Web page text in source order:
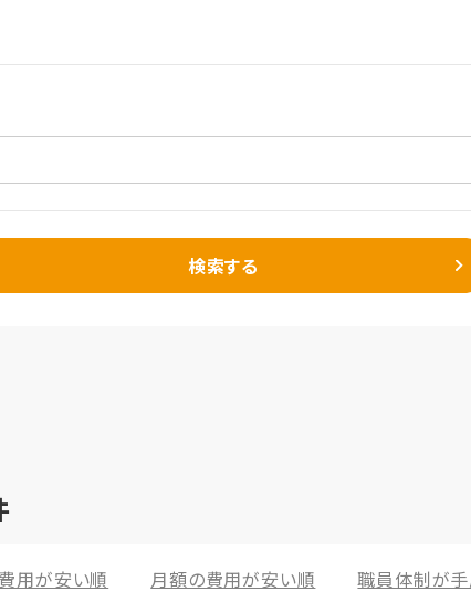
検索する
用が安い順 月額の費用が安い順 職員体制が